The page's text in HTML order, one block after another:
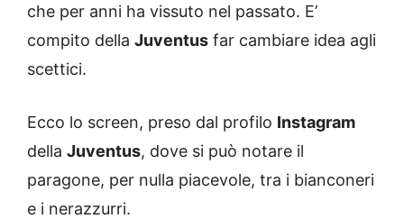
che per anni ha vissuto nel passato. E’
compito della Juventus far cambiare idea agli
scettici.
Ecco lo screen, preso dal profilo Instagram
della Juventus, dove si può notare il
paragone, per nulla piacevole, tra i bianconeri
e i nerazzurri.